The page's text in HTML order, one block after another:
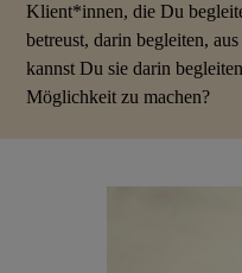
Klient*innen, die Du
betreust, darin begleiten,
kannst Du sie darin
Möglichkeit zu machen?